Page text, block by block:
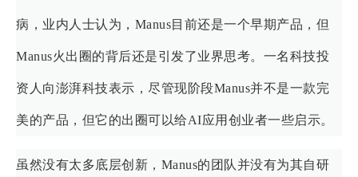
病，业内人士认为，Manus目前还是一个早期产品，但
Manus火出圈的背后还是引发了业界思考。一名科技投
资人向澎湃科技表示，尽管现阶段Manus并不是一款完
美的产品，但它的出圈可以给AI应用创业者一些启示。
虽然没有太多底层创新，Manus的团队并没有为其自研